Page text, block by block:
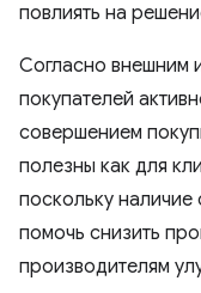
повлиять на
Согласно внешним
покупателей
совершением
полезны как для
поскольку
помочь снизить
производителям